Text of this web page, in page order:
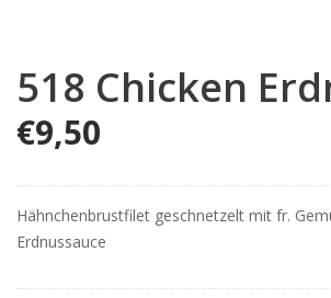
518 Chicken
€9,50
Hähnchenbrustfilet geschnetzelt mit fr.
Erdnussauce